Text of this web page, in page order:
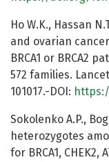
Ho W.K., Hassan
and ovarian
BRCA1 or BRCA2
572 families.
101017.-DOI:
Sokolenko A.P.,
heterozygotes
for BRCA1,